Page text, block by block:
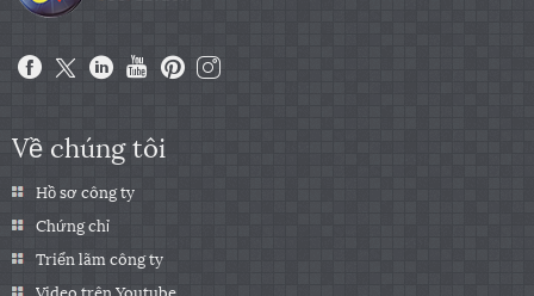
Về chúng tôi
Hồ sơ công ty
Chứng chỉ
Triển lãm công ty